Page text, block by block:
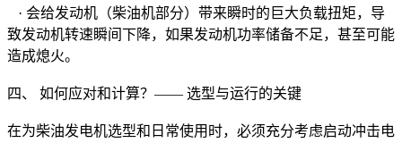
· 会给发动机（柴油机部分）带来瞬时的巨大负载扭矩，导
致发动机转速瞬间下降，如果发动机功率储备不足，甚至可能
造成熄火。
四、 如何应对和计算？—— 选型与运行的关键
在为柴油发电机选型和日常使用时，必须充分考虑启动冲击电